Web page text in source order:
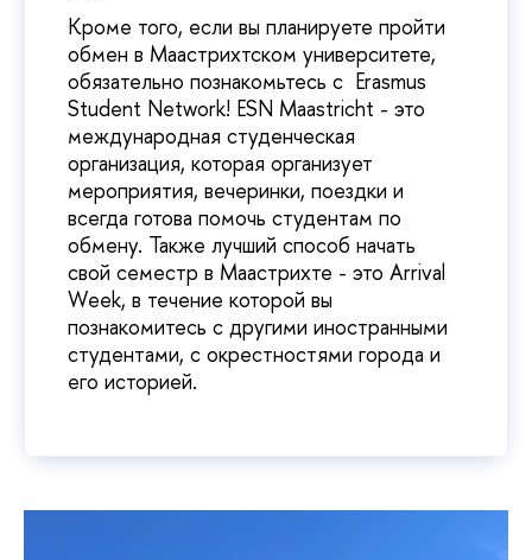
Кроме того, если вы планируете пройти
обмен в Маастрихтском университете,
обязательно познакомьтесь с Erasmus
Student Network! ESN Maastricht - это
международная студенческая
организация, которая организует
мероприятия, вечеринки, поездки и
всегда готова помочь студентам по
обмену. Также лучший способ начать
свой семестр в Маастрихте - это Arrival
Week, в течение которой вы
познакомитесь с другими иностранными
студентами, с окрестностями города и
его историей.